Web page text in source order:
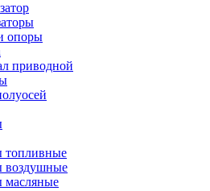
опоры
приводной
топливные
воздушные
масляные